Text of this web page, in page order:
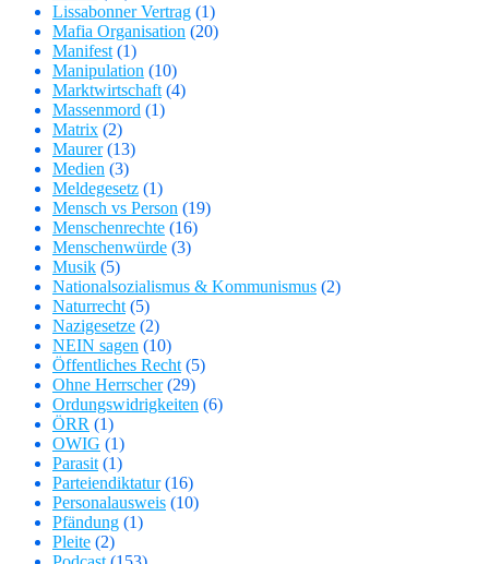
Lissabonner Vertrag (1)
Mafia Organisation (20)
Manifest (1)
Manipulation (10)
Marktwirtschaft (4)
Massenmord (1)
Matrix (2)
Maurer(13)
Medien (3)
Meldegesetz (1)
Mensch vs Person (19)
Menschenrechte (16)
Menschenwürde (3)
Musik (5)
Nationalsozialismus & Kommunismus (2)
Naturrecht (5)
Nazigesetze (2)
NEIN sagen (10)
Öffentliches Recht (5)
Ohne Herrscher(29)
Ordungswidrigkeiten (6)
ÖRR (1)
OWIG (1)
Parasit (1)
Parteiendiktatur(16)
Personalausweis (10)
Pfändung (1)
Pleite (2)